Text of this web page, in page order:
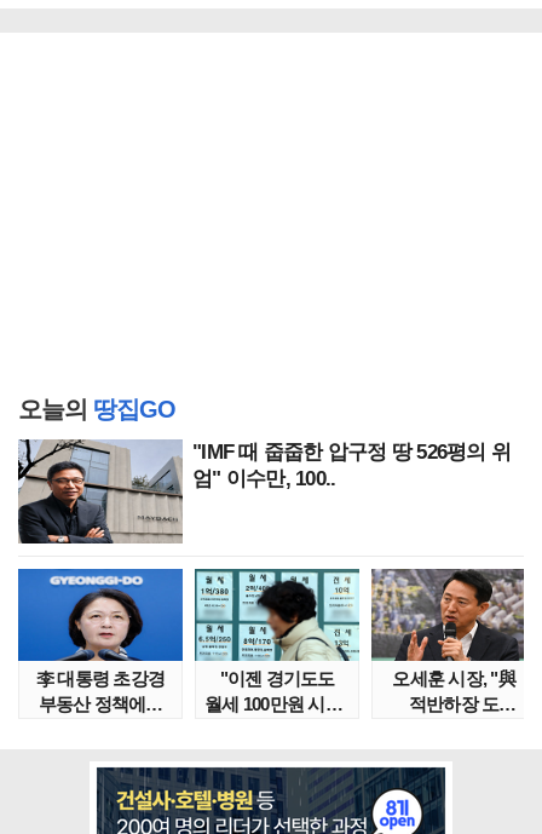
오늘의 땅집GO
"IMF 때 줍줍한 압구정 땅 526평의 위
엄" 이수만, 100..
李 대통령 초강경
부동산 정책에…
"이젠 경기도도
월세 100만원 시대"
오세훈 시장, "與
적반하장 도